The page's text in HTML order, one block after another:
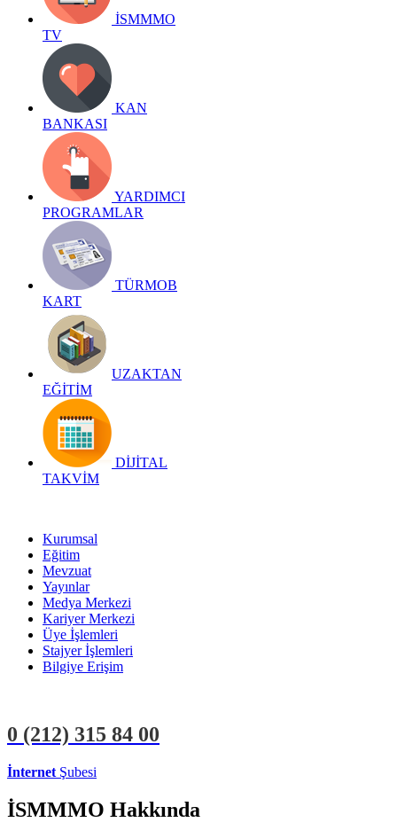
İSMMMO
TV
KAN
BANKASI
YARDIMCI
PROGRAMLAR
TÜRMOB
KART
UZAKTAN
EĞİTİM
DİJİTAL
TAKVİM
Kurumsal
Eğitim
Mevzuat
Yayınlar
Medya Merkezi
Kariyer Merkezi
Üye İşlemleri
Stajyer İşlemleri
Bilgiye Erişim
0 (212) 315 84 00
İnternet Şubesi
İSMMMO Hakkında